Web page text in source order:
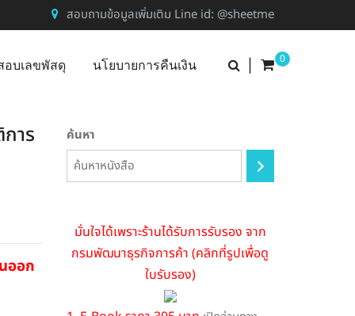
สอบถามข้อมูลเพิ่มเติม Line id: @sheetme
0
|
อบเลขพัสดุ นโยบายการคืนเงิน
าร
ออก
ค้นหา
มั่นใจได้เพราะร้านได้รับการรับรอง จาก
กรมพัฒนาธุรกิจการค้า (คลิกที่รูปเพื่อดู
ใบรับรอง)